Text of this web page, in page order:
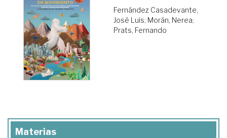
Fernández Casadevante,
José Luis; Morán, Nerea;
Prats, Fernando
Materias